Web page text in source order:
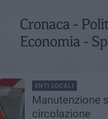
ENTI LOCALI
Manutenzione
circolazione